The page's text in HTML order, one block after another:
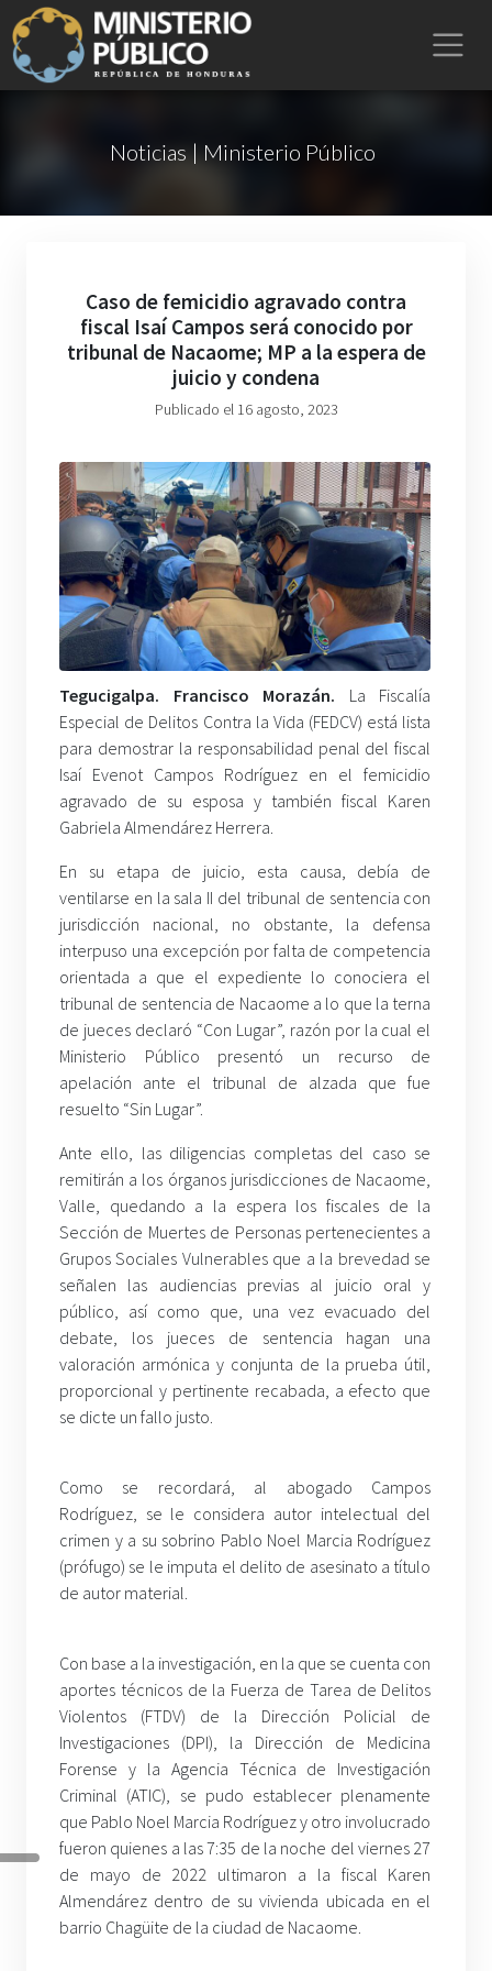
Noticias | Ministerio Público
Caso de femicidio agravado contra
fiscal Isaí Campos será conocido por
tribunal de Nacaome; MP a la espera de
juicio y condena
Publicado el 16 agosto, 2023
Tegucigalpa. Francisco Morazán. La Fiscalía
Especial de Delitos Contra la Vida (FEDCV) está lista
para demostrar la responsabilidad penal del fiscal
Isaí Evenot Campos Rodríguez en el femicidio
agravado de su esposa y también fiscal Karen
Gabriela Almendárez Herrera.
En su etapa de juicio, esta causa, debía de
ventilarse en la sala II del tribunal de sentencia con
jurisdicción nacional, no obstante, la defensa
interpuso una excepción por falta de competencia
orientada a que el expediente lo conociera el
tribunal de sentencia de Nacaome a lo que la terna
de jueces declaró “Con Lugar”, razón por la cual el
Ministerio Público presentó un recurso de
apelación ante el tribunal de alzada que fue
resuelto “Sin Lugar”.
Ante ello, las diligencias completas del caso se
remitirán a los órganos jurisdicciones de Nacaome,
Valle, quedando a la espera los fiscales de la
Sección de Muertes de Personas pertenecientes a
Grupos Sociales Vulnerables que a la brevedad se
señalen las audiencias previas al juicio oral y
público, así como que, una vez evacuado del
debate, los jueces de sentencia hagan una
valoración armónica y conjunta de la prueba útil,
proporcional y pertinente recabada, a efecto que
se dicte un fallo justo.
Como se recordará, al abogado Campos
Rodríguez, se le considera autor intelectual del
crimen y a su sobrino Pablo Noel Marcia Rodríguez
(prófugo) se le imputa el delito de asesinato a título
de autor material.
Con base a la investigación, en la que se cuenta con
aportes técnicos de la Fuerza de Tarea de Delitos
Violentos (FTDV) de la Dirección Policial de
Investigaciones (DPI), la Dirección de Medicina
Forense y la Agencia Técnica de Investigación
Criminal (ATIC), se pudo establecer plenamente
que Pablo Noel Marcia Rodríguez y otro involucrado
fueron quienes a las 7:35 de la noche del viernes 27
de mayo de 2022 ultimaron a la fiscal Karen
Almendárez dentro de su vivienda ubicada en el
barrio Chagüite de la ciudad de Nacaome.